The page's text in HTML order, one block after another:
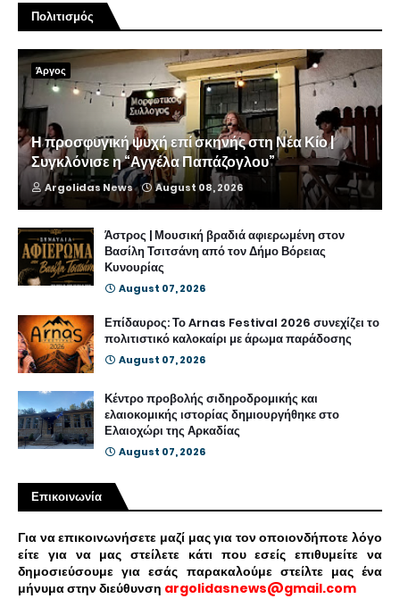
Πολιτισμός
Άργος
Η προσφυγική ψυχή επί σκηνής στη Νέα Κίο |
Συγκλόνισε η “Αγγέλα Παπάζογλου”
Argolidas News August 08, 2026
Άστρος | Μουσική βραδιά αφιερωμένη στον
Βασίλη Τσιτσάνη από τον Δήμο Βόρειας
Κυνουρίας
August 07, 2026
Επίδαυρος: Το Arnas Festival 2026 συνεχίζει το
πολιτιστικό καλοκαίρι με άρωμα παράδοσης
August 07, 2026
Κέντρο προβολής σιδηροδρομικής και
ελαιοκομικής ιστορίας δημιουργήθηκε στο
Ελαιοχώρι της Αρκαδίας
August 07, 2026
Επικοινωνία
Για να επικοινωνήσετε μαζί μας για τον οποιονδήποτε λόγο
είτε για να μας στείλετε κάτι που εσείς επιθυμείτε να
δημοσιεύσουμε για εσάς παρακαλούμε στείλτε μας ένα
μήνυμα στην διεύθυνση argolidasnews@gmail.com